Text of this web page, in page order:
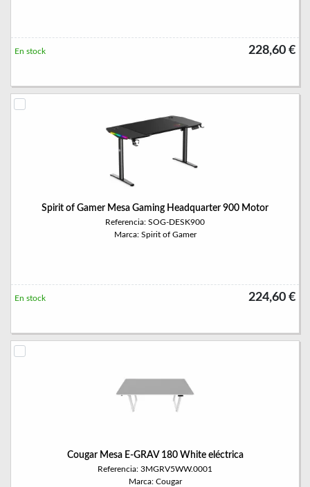
228,60 €
En stock
Spirit of Gamer Mesa Gaming Headquarter 900 Motor
Referencia: SOG-DESK900
Marca: Spirit of Gamer
224,60 €
En stock
Cougar Mesa E-GRAV 180 White eléctrica
Referencia: 3MGRV5WW.0001
Marca: Cougar